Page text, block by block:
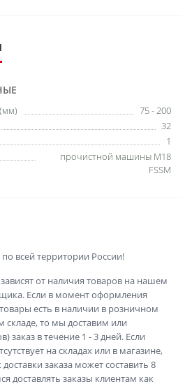
75 - 200
32
1
прочистной машины M18
FSSM
всей территории России!
от наличия товаров на нашем
Если в момент оформления
есть в наличии в розничном
складе, то мы доставим или
заказ в течение 1 - 3 дней. Если
на складах или в магазине,
заказа может составить 8
доставлять заказы клиентам как